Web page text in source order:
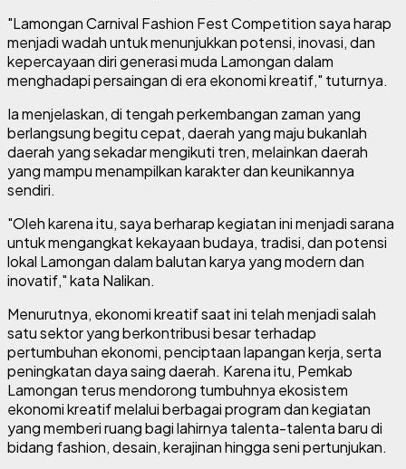
"Lamongan Carnival Fashion Fest Competition saya harap
menjadi wadah untuk menunjukkan potensi, inovasi, dan
kepercayaan diri generasi muda Lamongan dalam
menghadapi persaingan di era ekonomi kreatif," tuturnya.
Ia menjelaskan, di tengah perkembangan zaman yang
berlangsung begitu cepat, daerah yang maju bukanlah
daerah yang sekadar mengikuti tren, melainkan daerah
yang mampu menampilkan karakter dan keunikannya
sendiri.
"Oleh karena itu, saya berharap kegiatan ini menjadi sarana
untuk mengangkat kekayaan budaya, tradisi, dan potensi
lokal Lamongan dalam balutan karya yang modern dan
inovatif," kata Nalikan.
Menurutnya, ekonomi kreatif saat ini telah menjadi salah
satu sektor yang berkontribusi besar terhadap
pertumbuhan ekonomi, penciptaan lapangan kerja, serta
peningkatan daya saing daerah. Karena itu, Pemkab
Lamongan terus mendorong tumbuhnya ekosistem
ekonomi kreatif melalui berbagai program dan kegiatan
yang memberi ruang bagi lahirnya talenta-talenta baru di
bidang fashion, desain, kerajinan hingga seni pertunjukan.